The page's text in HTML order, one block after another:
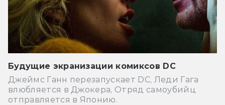
Будущие экранизации комиксов DC
Джеймс Ганн перезапускает DC, Леди Гага
влюбляется в Джокера, Отряд самоубийц
отправляется в Японию.